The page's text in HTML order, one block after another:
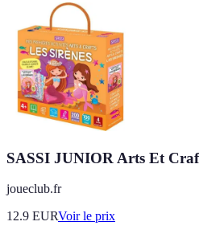
SASSI JUNIOR Arts Et
joueclub.fr
12.9 EURVoir le prix